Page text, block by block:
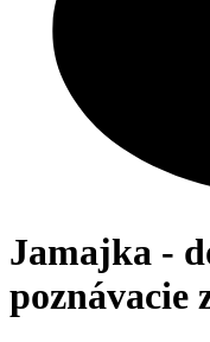
Jamajka -
poznávacie